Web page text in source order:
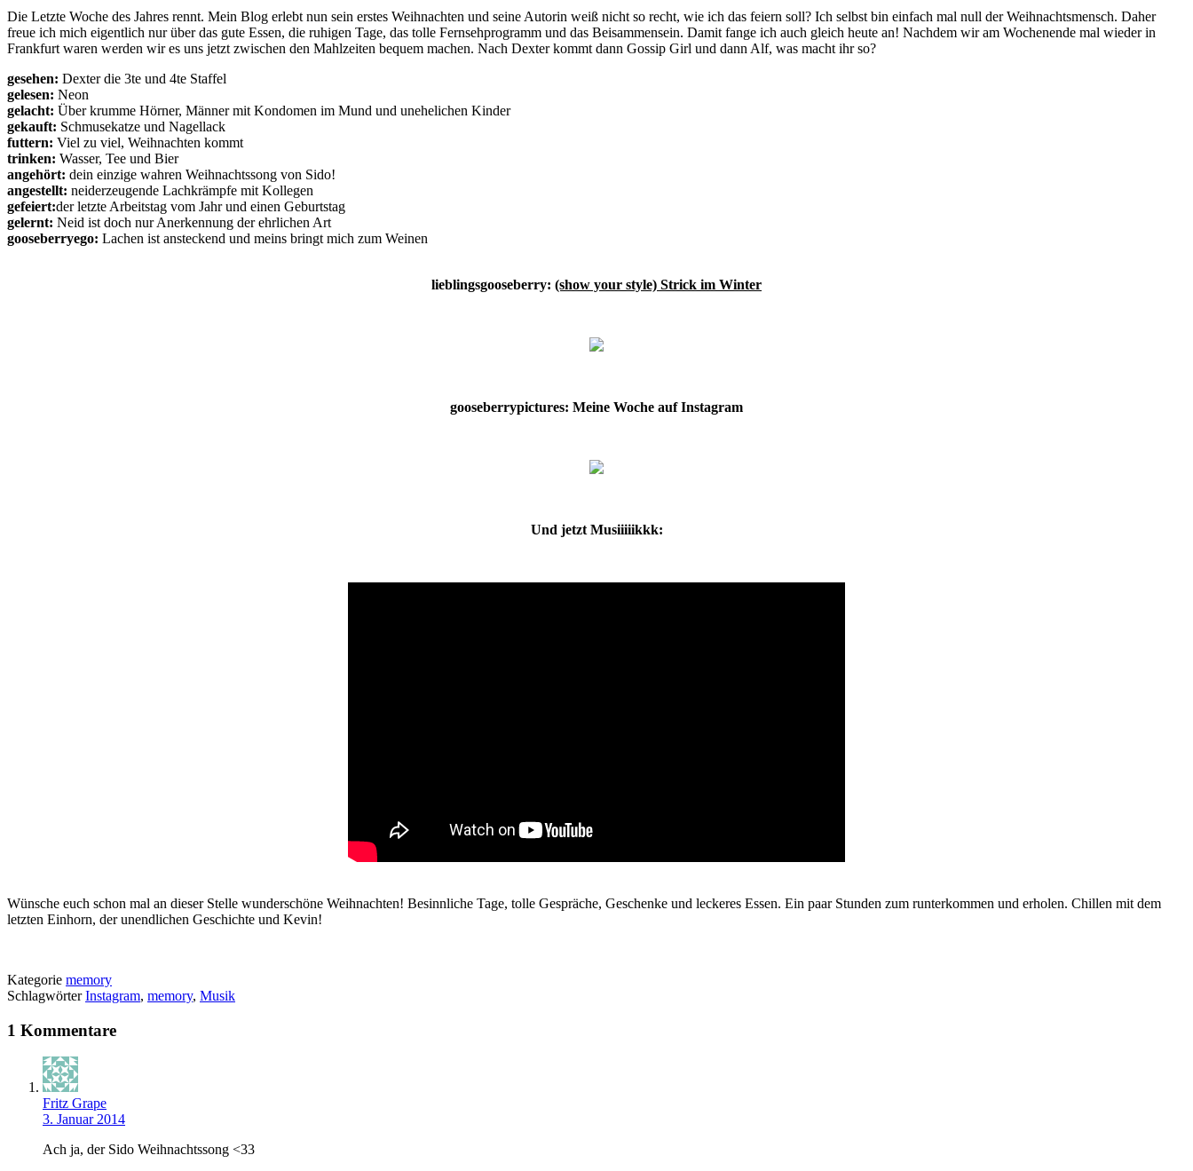
Die Letzte Woche des Jahres rennt. Mein Blog erlebt nun sein erstes Weihnachten und seine Autorin weiß nicht so recht, wie ich das feiern soll? Ich selbst bin einfach mal null der Weihnachtsmensch. Daher
freue ich mich eigentlich nur über das gute Essen, die ruhigen Tage, das tolle Fernsehprogramm und das Beisammensein. Damit fange ich auch gleich heute an! Nachdem wir am Wochenende mal wieder in
Frankfurt waren werden wir es uns jetzt zwischen den Mahlzeiten bequem machen. Nach Dexter kommt dann Gossip Girl und dann Alf, was macht ihr so?
gesehen: Dexter die 3te und 4te Staffel
gelesen: Neon
gelacht: Über krumme Hörner, Männer mit Kondomen im Mund und unehelichen Kinder
gekauft: Schmusekatze und Nagellack
futtern: Viel zu viel, Weihnachten kommt
trinken: Wasser, Tee und Bier
angehört: dein einzige wahren Weihnachtssong von Sido!
angestellt: neiderzeugende Lachkrämpfe mit Kollegen
gefeiert:der letzte Arbeitstag vom Jahr und einen Geburtstag
gelernt: Neid ist doch nur Anerkennung der ehrlichen Art
gooseberryego: Lachen ist ansteckend und meins bringt mich zum Weinen
lieblingsgooseberry: (show your style) Strick im Winter
gooseberrypictures: Meine Woche auf Instagram
Und jetzt Musiiiiikkk:
Wünsche euch schon mal an dieser Stelle wunderschöne Weihnachten! Besinnliche Tage, tolle Gespräche, Geschenke und leckeres Essen. Ein paar Stunden zum runterkommen und erholen. Chillen mit dem
letzten Einhorn, der unendlichen Geschichte und Kevin!
Kategorie memory
SchlagwörterInstagram, memory, Musik
1 Kommentare
Fritz Grape
3. Januar 2014
Ach ja, der Sido Weihnachtssong <33